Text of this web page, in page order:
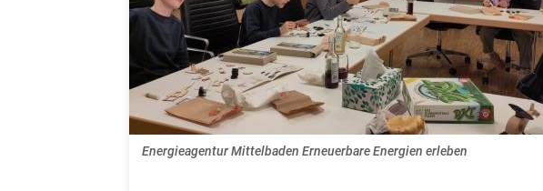
Energieagentur Mittelbaden Erneuerbare Energien erleben